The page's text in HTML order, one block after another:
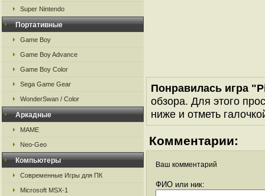
Super Nintendo
Портативные
Game Boy
Game Boy Advance
Game Boy Color
Sega Game Gear
WonderSwan / Color
Аркадные
MAME
Neo-Geo
Компьютеры
Современные Игры для ПК
Microsoft MSX-1
Понравилась игра
обзора. Для этого
ниже и отметь
Комментарии:
Ваш комментарий
ФИО или ник: